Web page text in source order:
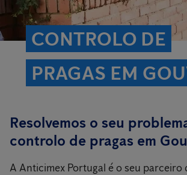
CONTROLO DE
PRAGAS EM
Resolvemos o seu
controlo de pragas em
A Anticimex Portugal é o seu parceiro